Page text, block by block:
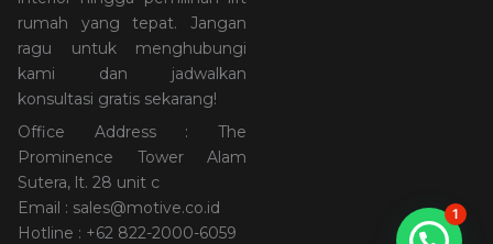
rumah yang tepat. Jangan
ragu untuk menghubungi
kami dan jadwalkan
konsultasi gratis sekarang!
Office Address : The
Prominence Tower Alam
Sutera, lt. 28 unit c
Email : sales@motive.co.id
Hotline : +62 822-2000-6059
1